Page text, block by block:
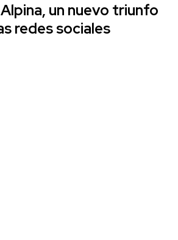
un nuevo triunfo
redes sociales